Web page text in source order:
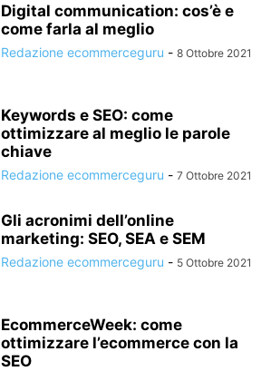
Digital communication: cos’è e
come farla al meglio
Redazione ecommerceguru - 8 Ottobre 2021
Keywords e SEO: come
ottimizzare al meglio le parole
chiave
Redazione ecommerceguru - 7 Ottobre 2021
Gli acronimi dell’online
marketing: SEO, SEA e SEM
Redazione ecommerceguru - 5 Ottobre 2021
EcommerceWeek: come
ottimizzare l’ecommerce con la
SEO